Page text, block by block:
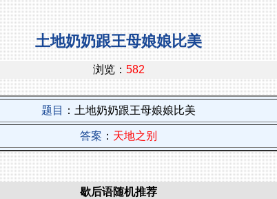
土地奶奶跟王母娘娘比美
浏览： 582
题目 ：土地奶奶跟王母娘娘比美
答案 ： 天地之别
歇后语随机推荐